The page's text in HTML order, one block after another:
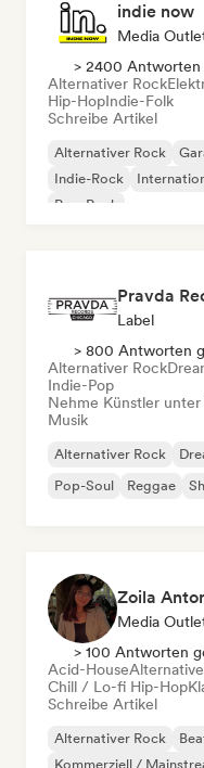
indie now
Media
> 2400 Antworten
Alternativer Rock
Hip-HopIndie-Folk
Schreibe Artikel
Alternativer Rock
Indie-Rock
Pop-Rock
Pravda
Label
> 800 Antworten
Alternativer Rock
Indie-Pop
Nehme Künstler
Musik
Alternativer Rock
Pop-Soul
Reggae
Zoila
Media
> 100 Antworten
Acid-House
Chill / Lo-fi Hip-Hop
Schreibe Artikel
Alternativer Rock
Kommerziell /